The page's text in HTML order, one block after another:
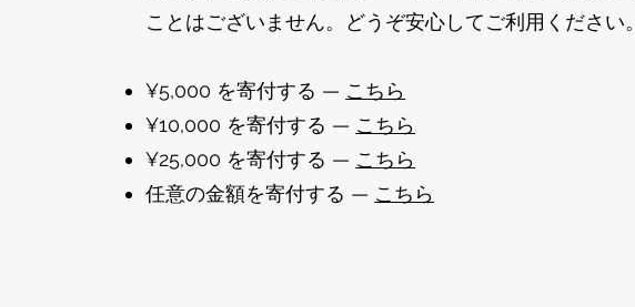
ことはございません。どうぞ安心してご利用ください。
¥5,000 を寄付する — こちら
¥10,000 を寄付する — こちら
¥25,000 を寄付する — こちら
任意の金額を寄付する — こちら